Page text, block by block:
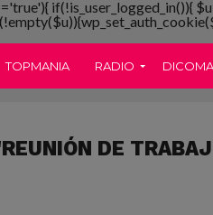
TOPMANIA RADIO
DE